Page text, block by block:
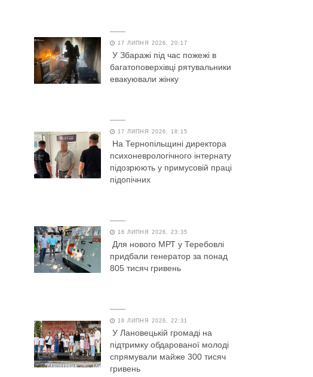
17 ЛИПНЯ 2026, 20:17
У Збаражі під час пожежі в
багатоповерхівці рятувальники
евакуювали жінку
17 ЛИПНЯ 2026, 18:15
На Тернопільщині директора
психоневрологічного інтернату
підозрюють у примусовій праці
підопічних
16 ЛИПНЯ 2026, 23:35
Для нового МРТ у Теребовлі
придбали генератор за понад
805 тисяч гривень
16 ЛИПНЯ 2026, 22:31
У Лановецькій громаді на
підтримку обдарованої молоді
спрямували майже 300 тисяч
гривень